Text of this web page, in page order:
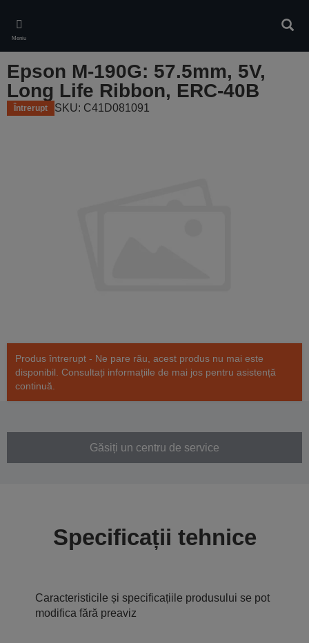
main
content
Meniu
Epson M-190G: 57.5mm, 5V,
Long Life Ribbon, ERC-40B
Întrerupt SKU: C41D081091
Produs întrerupt - Ne pare rău, acest produs nu mai este
disponibil. Consultați informațiile de mai jos pentru asistență
continuă.
Găsiți un centru de service
Specificații tehnice
Caracteristicile și specificațiile produsului se pot
modifica fără preaviz